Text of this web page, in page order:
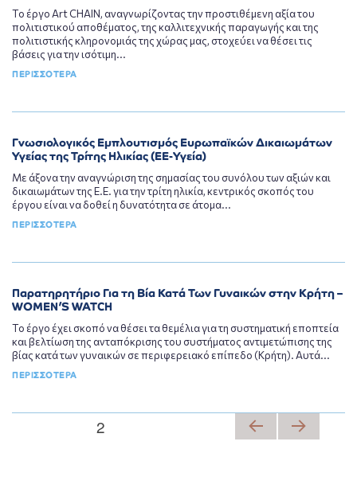
Το έργο Art CHAIN, αναγνωρίζοντας την προστιθέμενη αξία του
πολιτιστικού αποθέματος, της καλλιτεχνικής παραγωγής και της
πολιτιστικής κληρονομιάς της χώρας μας, στοχεύει να θέσει τις
βάσεις για την ισότιμη...
ΠΕΡΙΣΣΟΤΕΡΑ
Γνωσιολογικός Εμπλουτισμός Ευρωπαϊκών Δικαιωμάτων
Υγείας της Τρίτης Ηλικίας (ΕΕ-Υγεία)
Με άξονα την αναγνώριση της σημασίας του συνόλου των αξιών και
δικαιωμάτων της Ε.Ε. για την τρίτη ηλικία, κεντρικός σκοπός του
έργου είναι να δοθεί η δυνατότητα σε άτομα...
ΠΕΡΙΣΣΟΤΕΡΑ
Παρατηρητήριο Για τη Βία Κατά Των Γυναικών στην Κρήτη –
WOMEN’S WATCH
Το έργο έχει σκοπό να θέσει τα θεμέλια για τη συστηματική εποπτεία
και βελτίωση της ανταπόκρισης του συστήματος αντιμετώπισης της
βίας κατά των γυναικών σε περιφερειακό επίπεδο (Κρήτη). Αυτά...
ΠΕΡΙΣΣΟΤΕΡΑ
Σελιδοποίηση
ΠΡΟ
ΣΕΛΊΔΑ2
ΕΠΌ